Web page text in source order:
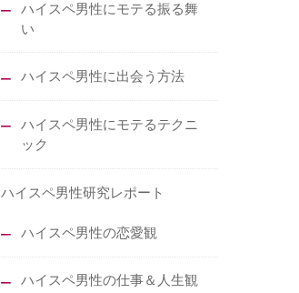
ハイスペ男性にモテる振る舞
い
ハイスペ男性に出会う方法
ハイスペ男性にモテるテクニ
ック
ハイスペ男性研究レポート
ハイスペ男性の恋愛観
ハイスペ男性の仕事＆人生観